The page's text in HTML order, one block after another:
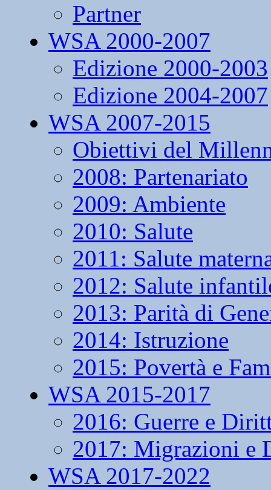
Partner
WSA 2000-2007
Edizione 2000-2003
Edizione 2004-2007
WSA 2007-2015
Obiettivi del
2008: Partenariato
2009: Ambiente
2010: Salute
2011: Salute
2012: Salute
2013: Parità di
2014: Istruzione
2015: Povertà e
WSA 2015-2017
2016: Guerre e
2017: Migrazioni e
WSA 2017-2022